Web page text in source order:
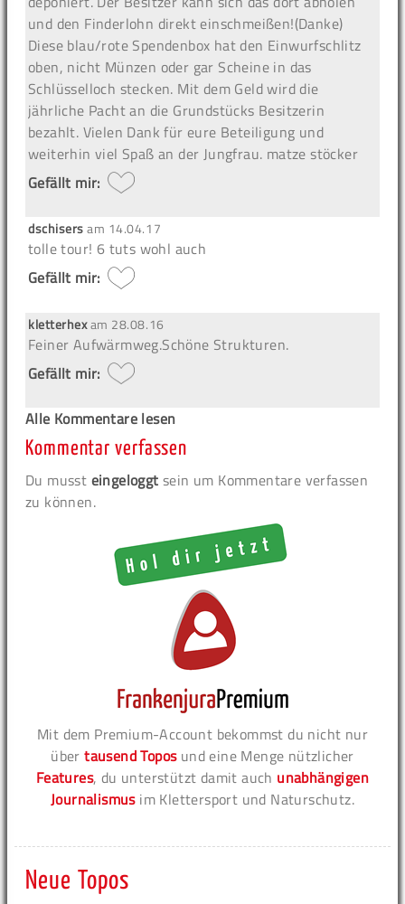
und den Finderlohn direkt einschmeißen!(Danke)
Diese blau/rote Spendenbox hat den Einwurfschlitz
oben, nicht Münzen oder gar Scheine in das
Schlüsselloch stecken. Mit dem Geld wird die
jährliche Pacht an die Grundstücks Besitzerin
bezahlt. Vielen Dank für eure Beteiligung und
weiterhin viel Spaß an der Jungfrau. matze stöcker
Gefällt mir:
dschisersam 14.04.17
tolle tour! 6 tuts wohl auch
Gefällt mir:
kletterhexam 28.08.16
Feiner Aufwärmweg.Schöne Strukturen.
Gefällt mir:
Alle Kommentare lesen
Kommentar verfassen
Du musst eingeloggt sein um Kommentare verfassen
zu können.
Mit dem Premium-Account bekommst du nicht nur
übertausend Toposund eine Menge nützlicher
Features, du unterstützt damit auch unabhängigen
Journalismusim Klettersport und Naturschutz.
Neue Topos